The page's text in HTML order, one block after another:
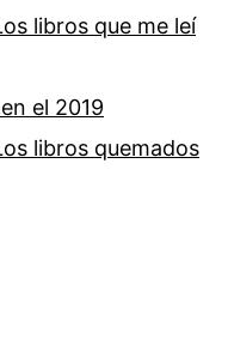
libros que me leí
el 2019
libros quemados